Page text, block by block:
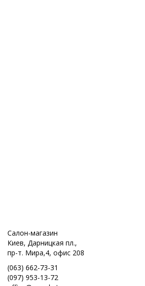
Салон-магазин
Киев, Дарницкая пл.,
пр-т. Мира,4, офис 208
(063) 662-73-31
(097) 953-13-72